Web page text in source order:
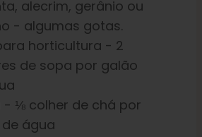
alecrim, gerânio ou
- algumas gotas.
horticultura - 2
de sopa por galão
- ⅛ colher de chá por
água